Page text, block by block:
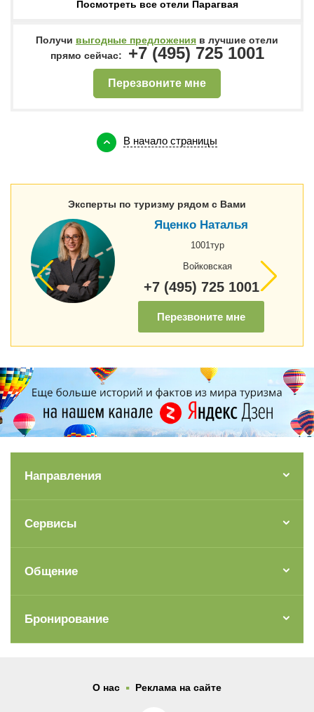
Посмотреть все отели Парагвая
Получи выгодные предложения в лучшие отели
прямо сейчас:
+7 (495) 725 1001
Перезвоните мне
В начало страницы
Эксперты по туризму рядом с Вами
Яценко Наталья
1001тур
Войковская
+7 (495) 725 1001
Перезвоните мне
Направления
Сервисы
Общение
Бронирование
О нас . Реклама на сайте